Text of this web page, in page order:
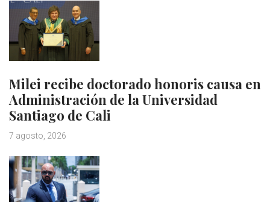
Milei recibe doctorado honoris causa en
Administración de la Universidad
Santiago de Cali
7 agosto, 2026